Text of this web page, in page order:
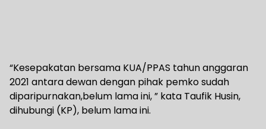
“Kesepakatan bersama KUA/PPAS tahun anggaran
2021 antara dewan dengan pihak pemko sudah
diparipurnakan,belum lama ini, ” kata Taufik Husin,
dihubungi (KP), belum lama ini.